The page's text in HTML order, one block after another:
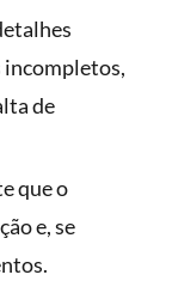
incompletos,
de
que o
e, se